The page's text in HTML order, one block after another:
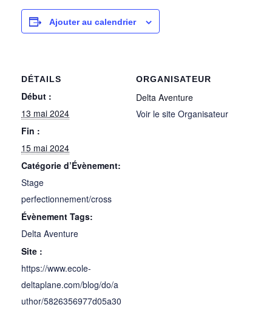
Ajouter au calendrier
DÉTAILS
Début :
13 mai 2024
Fin :
15 mai 2024
Catégorie d’Évènement:
Stage
perfectionnement/cross
Évènement Tags:
Delta Aventure
Site :
https://www.ecole-
deltaplane.com/blog/do/a
uthor/5826356977d05a30
ORGANISATEUR
Delta Aventure
Voir le site Organisateur